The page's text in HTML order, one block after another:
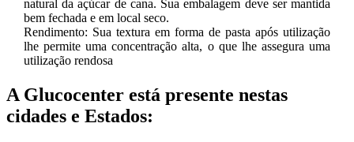
natural da açúcar de cana. Sua embalagem deve ser mantida
bem fechada e em local seco.
Rendimento: Sua textura em forma de pasta após utilização
lhe permite uma concentração alta, o que lhe assegura uma
utilização rendosa
A Glucocenter está presente nestas
cidades e Estados: